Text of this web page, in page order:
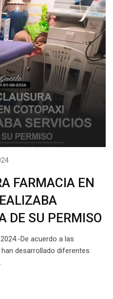
FARMACIA EN
DE SU PERMISO
De acuerdo a las
desarrollado diferentes